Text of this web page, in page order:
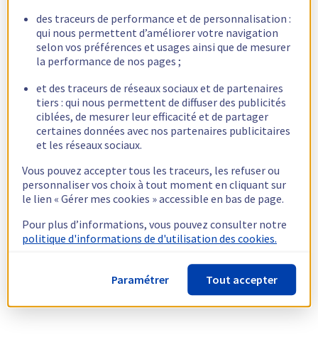
des traceurs de performance et de personnalisation :
qui nous permettent d’améliorer votre navigation
selon vos préférences et usages ainsi que de mesurer
la performance de nos pages ;
et des traceurs de réseaux sociaux et de partenaires
tiers : qui nous permettent de diffuser des publicités
ciblées, de mesurer leur efficacité et de partager
certaines données avec nos partenaires publicitaires
et les réseaux sociaux.
Vous pouvez accepter tous les traceurs, les refuser ou
personnaliser vos choix à tout moment en cliquant sur
le lien « Gérer mes cookies » accessible en bas de page.
Pour plus d’informations, vous pouvez consulter notre
politique d'informations de d'utilisation des cookies.
Paramétrer Tout accepter